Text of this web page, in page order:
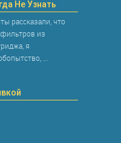
Не Узнать
рассказали, что
из
я
…